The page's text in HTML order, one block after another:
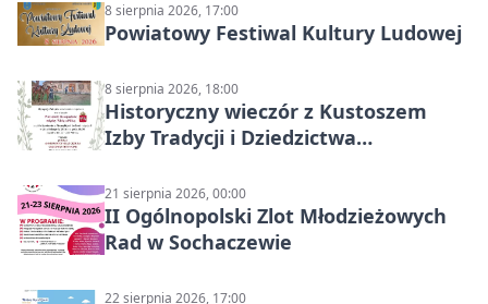
8 sierpnia 2026, 17:00
Powiatowy Festiwal Kultury Ludowej
8 sierpnia 2026, 18:00
Historyczny wieczór z Kustoszem
Izby Tradycji i Dziedzictwa
Gęburą
21 sierpnia 2026, 00:00
II Ogólnopolski Zlot Młodzieżowych
Rad w Sochaczewie
22 sierpnia 2026, 17:00